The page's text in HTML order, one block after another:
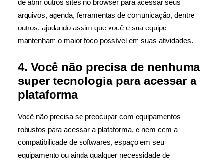
de abrir outros sites no browser para acessar seus
arquivos, agenda, ferramentas de comunicação, dentre
outros, ajudando assim que você e sua equipe
mantenham o maior foco possível em suas atividades.
4. Você não precisa de nenhuma
super tecnologia para acessar a
plataforma
Você não precisa se preocupar com equipamentos
robustos para acessar a plataforma, e nem com a
compatibilidade de softwares, espaço em seu
equipamento ou ainda qualquer necessidade de